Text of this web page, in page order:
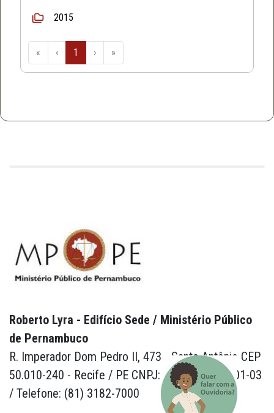
2015
« ‹ 1 › »
Roberto Lyra - Edifício Sede / Ministério Público
de Pernambuco
R. Imperador Dom Pedro II, 473 - Santo Antônio CEP
50.010-240 - Recife / PE CNPJ: 24.417.065/0001-03
/ Telefone: (81) 3182-7000